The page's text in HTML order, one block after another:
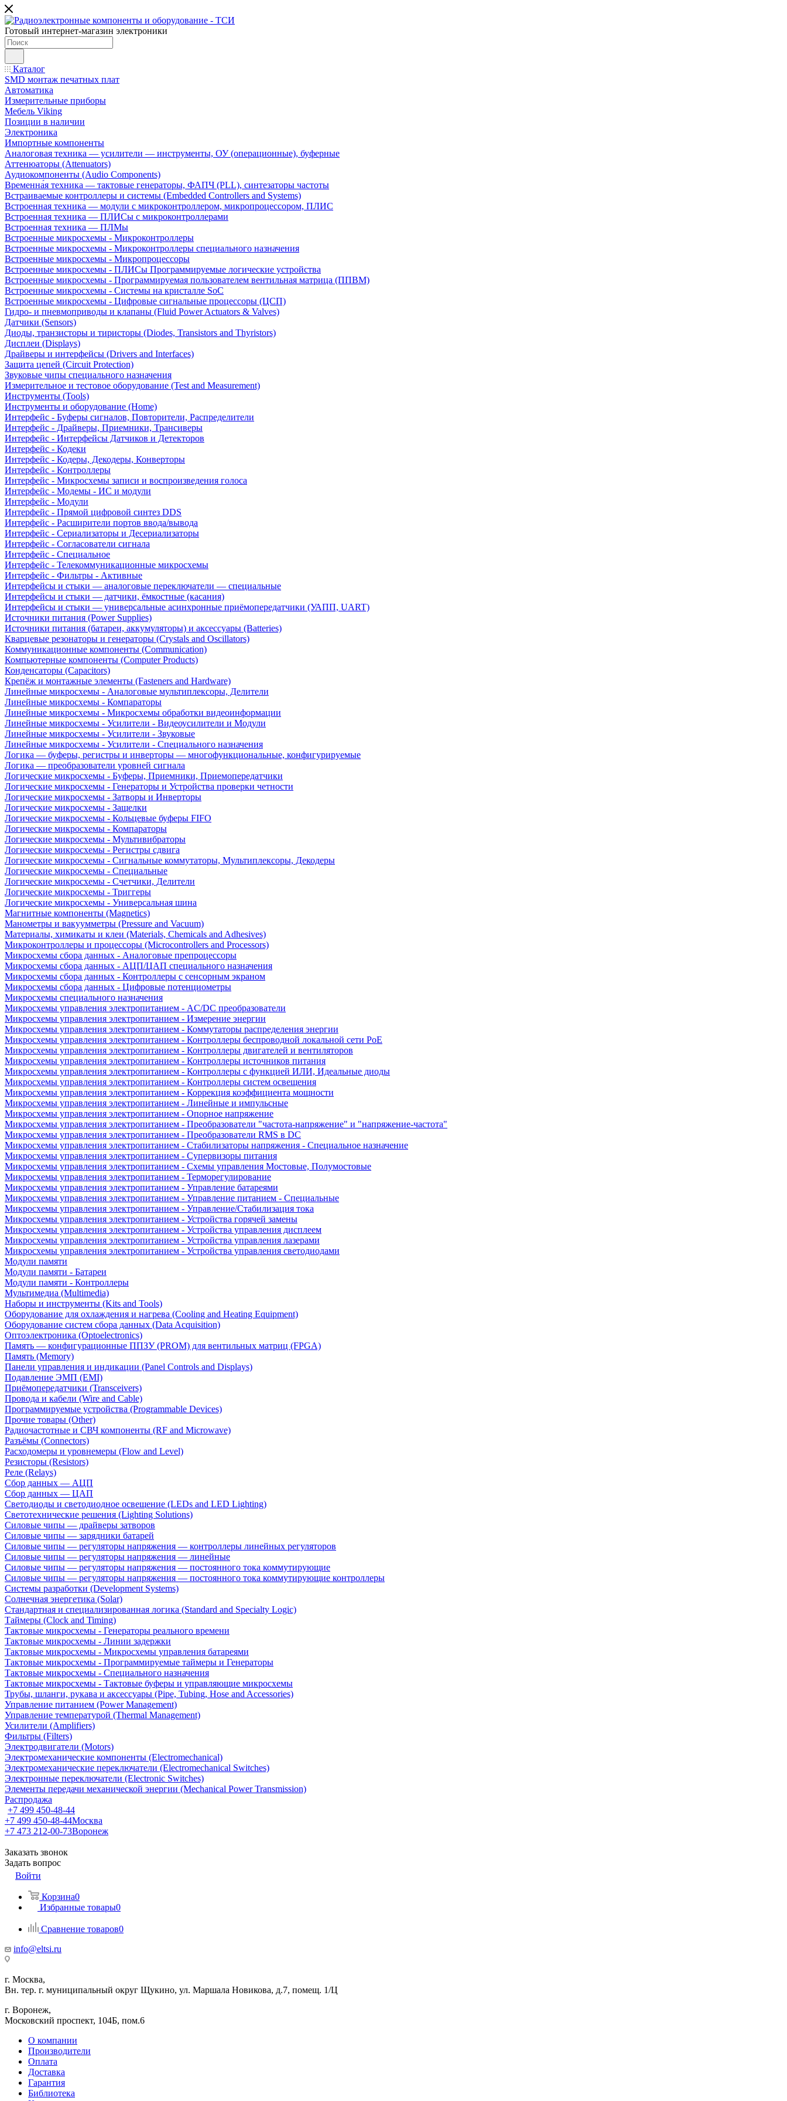
Готовый интернет-магазин электроники
Каталог
SMD монтаж печатных плат
Автоматика
Измерительные приборы
Мебель Viking
Позиции в наличии
Электроника
Импортные компоненты
Аналоговая техника — усилители — инструменты, ОУ (операционные), буферные
Аттенюаторы (Attenuators)
Аудиокомпоненты (Audio Components)
Временна́я техника — тактовые генераторы, ФАПЧ (PLL), синтезаторы частоты
Встраиваемые контроллеры и системы (Embedded Controllers and Systems)
Встроенная техника — модули с микроконтроллером, микропроцессором, ПЛИС
Встроенная техника — ПЛИСы с микроконтроллерами
Встроенная техника — ПЛМы
Встроенные микросхемы - Микроконтроллеры
Встроенные микросхемы - Микроконтроллеры специального назначения
Встроенные микросхемы - Микропроцессоры
Встроенные микросхемы - ПЛИСы Программируемые логические устройства
Встроенные микросхемы - Программируемая пользователем вентильная матрица (ППВМ)
Встроенные микросхемы - Системы на кристалле SoC
Встроенные микросхемы - Цифровые сигнальные процессоры (ЦСП)
Гидро- и пневмоприводы и клапаны (Fluid Power Actuators & Valves)
Датчики (Sensors)
Диоды, транзисторы и тиристоры (Diodes, Transistors and Thyristors)
Дисплеи (Displays)
Драйверы и интерфейсы (Drivers and Interfaces)
Защита цепей (Circuit Protection)
Звуковые чипы специального назначения
Измерительное и тестовое оборудование (Test and Measurement)
Инструменты (Tools)
Инструменты и оборудование (Home)
Интерфейс - Буферы сигналов, Повторители, Распределители
Интерфейс - Драйверы, Приемники, Трансиверы
Интерфейс - Интерфейсы Датчиков и Детекторов
Интерфейс - Кодеки
Интерфейс - Кодеры, Декодеры, Конверторы
Интерфейс - Контроллеры
Интерфейс - Микросхемы записи и воспроизведения голоса
Интерфейс - Модемы - ИС и модули
Интерфейс - Модули
Интерфейс - Прямой цифровой синтез DDS
Интерфейс - Расширители портов ввода/вывода
Интерфейс - Сериализаторы и Десериализаторы
Интерфейс - Согласователи сигнала
Интерфейс - Специальное
Интерфейс - Телекоммуникационные микросхемы
Интерфейс - Фильтры - Активные
Интерфейсы и стыки — аналоговые переключатели — специальные
Интерфейсы и стыки — датчики, ёмкостные (касания)
Интерфейсы и стыки — универсальные асинхронные приёмопередатчики (УАПП, UART)
Источники питания (Power Supplies)
Источники питания (батареи, аккумуляторы) и аксессуары (Batteries)
Кварцевые резонаторы и генераторы (Crystals and Oscillators)
Коммуникационные компоненты (Communication)
Компьютерные компоненты (Computer Products)
Конденсаторы (Capacitors)
Крепёж и монтажные элементы (Fasteners and Hardware)
Линейные микросхемы - Аналоговые мультиплексоры, Делители
Линейные микросхемы - Компараторы
Линейные микросхемы - Микросхемы обработки видеоинформации
Линейные микросхемы - Усилители - Видеоусилители и Модули
Линейные микросхемы - Усилители - Звуковые
Линейные микросхемы - Усилители - Специального назначения
Логика — буферы, регистры и инверторы — многофункциональные, конфигурируемые
Логика — преобразователи уровней сигнала
Логические микросхемы - Буферы, Приемники, Приемопередатчики
Логические микросхемы - Генераторы и Устройства проверки четности
Логические микросхемы - Затворы и Инверторы
Логические микросхемы - Защелки
Логические микросхемы - Кольцевые буферы FIFO
Логические микросхемы - Компараторы
Логические микросхемы - Мультивибраторы
Логические микросхемы - Регистры сдвига
Логические микросхемы - Сигнальные коммутаторы, Мультиплексоры, Декодеры
Логические микросхемы - Специальные
Логические микросхемы - Счетчики, Делители
Логические микросхемы - Триггеры
Логические микросхемы - Универсальная шина
Магнитные компоненты (Magnetics)
Манометры и вакуумметры (Pressure and Vacuum)
Материалы, химикаты и клеи (Materials, Chemicals and Adhesives)
Микроконтроллеры и процессоры (Microcontrollers and Processors)
Микросхемы сбора данных - Аналоговые препроцессоры
Микросхемы сбора данных - АЦП/ЦАП специального назначения
Микросхемы сбора данных - Контроллеры с сенсорным экраном
Микросхемы сбора данных - Цифровые потенциометры
Микросхемы специального назначения
Микросхемы управления электропитанием - AC/DC преобразователи
Микросхемы управления электропитанием - Измерение энергии
Микросхемы управления электропитанием - Коммутаторы распределения энергии
Микросхемы управления электропитанием - Контроллеры беспроводной локальной сети PoE
Микросхемы управления электропитанием - Контроллеры двигателей и вентиляторов
Микросхемы управления электропитанием - Контроллеры источников питания
Микросхемы управления электропитанием - Контроллеры с функцией ИЛИ, Идеальные диоды
Микросхемы управления электропитанием - Контроллеры систем освещения
Микросхемы управления электропитанием - Коррекция коэффициента мощности
Микросхемы управления электропитанием - Линейные и импульсные
Микросхемы управления электропитанием - Опорное напряжение
Микросхемы управления электропитанием - Преобразователи "частота-напряжение" и "напряжение-частота"
Микросхемы управления электропитанием - Преобразователи RMS в DC
Микросхемы управления электропитанием - Стабилизаторы напряжения - Специальное назначение
Микросхемы управления электропитанием - Супервизоры питания
Микросхемы управления электропитанием - Схемы управления Мостовые, Полумостовые
Микросхемы управления электропитанием - Терморегулирование
Микросхемы управления электропитанием - Управление батареями
Микросхемы управления электропитанием - Управление питанием - Специальные
Микросхемы управления электропитанием - Управление/Стабилизация тока
Микросхемы управления электропитанием - Устройства горячей замены
Микросхемы управления электропитанием - Устройства управления дисплеем
Микросхемы управления электропитанием - Устройства управления лазерами
Микросхемы управления электропитанием - Устройства управления светодиодами
Модули памяти
Модули памяти - Батареи
Модули памяти - Контроллеры
Мультимедиа (Multimedia)
Наборы и инструменты (Kits and Tools)
Оборудование для охлаждения и нагрева (Cooling and Heating Equipment)
Оборудование систем сбора данных (Data Acquisition)
Оптоэлектроника (Optoelectronics)
Память — конфигурационные ППЗУ (PROM) для вентильных матриц (FPGA)
Память (Memory)
Панели управления и индикации (Panel Controls and Displays)
Подавление ЭМП (EMI)
Приёмопередатчики (Transceivers)
Провода и кабели (Wire and Cable)
Программируемые устройства (Programmable Devices)
Прочие товары (Other)
Радиочастотные и СВЧ компоненты (RF and Microwave)
Разъёмы (Connectors)
Расходомеры и уровнемеры (Flow and Level)
Резисторы (Resistors)
Реле (Relays)
Сбор данных — АЦП
Сбор данных — ЦАП
Светодиоды и светодиодное освещение (LEDs and LED Lighting)
Светотехнические решения (Lighting Solutions)
Силовые чипы — драйверы затворов
Силовые чипы — зарядники батарей
Силовые чипы — регуляторы напряжения — контроллеры линейных регуляторов
Силовые чипы — регуляторы напряжения — линейные
Силовые чипы — регуляторы напряжения — постоянного тока коммутирующие
Силовые чипы — регуляторы напряжения — постоянного тока коммутирующие контроллеры
Системы разработки (Development Systems)
Солнечная энергетика (Solar)
Стандартная и специализированная логика (Standard and Specialty Logic)
Таймеры (Clock and Timing)
Тактовые микросхемы - Генераторы реального времени
Тактовые микросхемы - Линии задержки
Тактовые микросхемы - Микросхемы управления батареями
Тактовые микросхемы - Программируемые таймеры и Генераторы
Тактовые микросхемы - Специального назначения
Тактовые микросхемы - Тактовые буферы и управляющие микросхемы
Трубы, шланги, рукава и аксессуары (Pipe, Tubing, Hose and Accessories)
Управление питанием (Power Management)
Управление температурой (Thermal Management)
Усилители (Amplifiers)
Фильтры (Filters)
Электродвигатели (Motors)
Электромеханические компоненты (Electromechanical)
Электромеханические переключатели (Electromechanical Switches)
Электронные переключатели (Electronic Switches)
Элементы передачи механической энергии (Mechanical Power Transmission)
Распродажа
+7 499 450-48-44
+7 499 450-48-44Москва
+7 473 212-00-73Воронеж
Заказать звонок
Задать вопрос
Войти
Корзина0
Избранные товары0
Сравнение товаров0
info@eltsi.ru
г. Москва,
Вн. тер. г. муниципальный округ Щукино, ул. Маршала Новикова, д.7, помещ. 1/Ц
г. Воронеж,
​Московский проспект, 104Б, пом.6
О компании
Производители
Оплата
Доставка
Гарантия
Библиотека